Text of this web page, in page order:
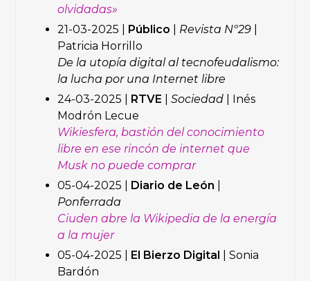
olvidadas»
21-03-2025 | Público Revista Nº29
Patricia Horrillo
De la utopía digital al tecnofeudalismo:
la lucha por una Internet libre
24-03-2025 | RTVE |Sociedad
| Inés
Modrón Lecue
Wikiesfera, bastión del conocimiento
libre en ese rincón de internet que
Musk no puede comprar
05-04-2025 |
Diario de León
Ponferrada
Ciuden abre la Wikipedia de la energía
a la mujer
05-04-2025 |
El Bierzo Digital
| Sonia
Bardón